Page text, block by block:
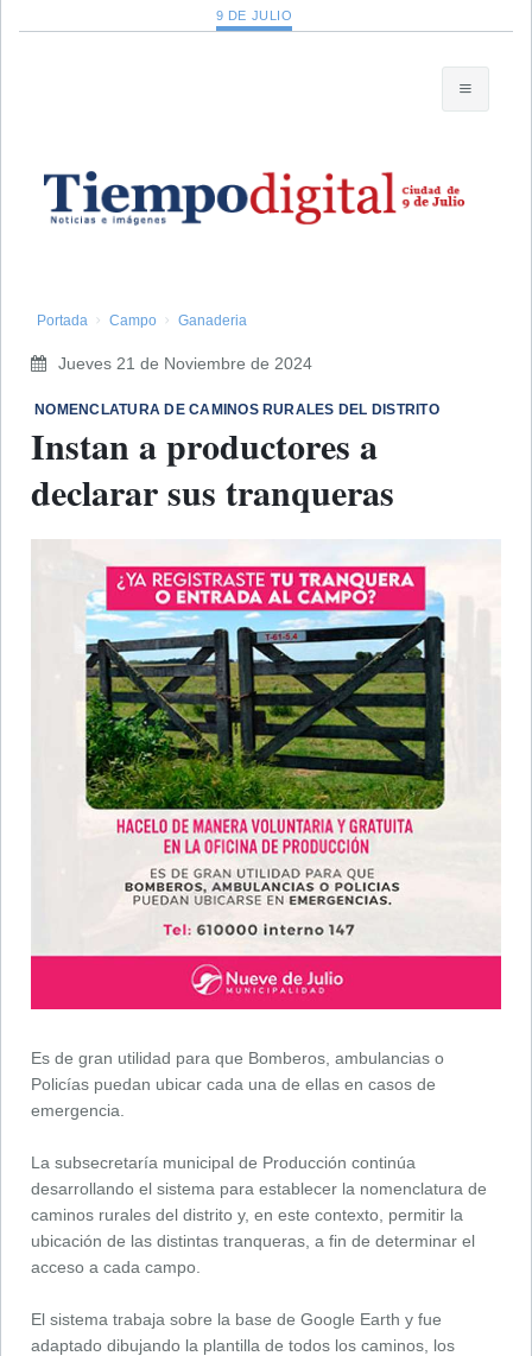
9 DE JULIO
Portada Campo Ganaderia
Jueves 21 de Noviembre de 2024
​ NOMENCLATURA DE CAMINOS RURALES DEL DISTRITO
Instan a productores a
declarar sus tranqueras
Es de gran utilidad para que Bomberos, ambulancias o
Policías puedan ubicar cada una de ellas en casos de
emergencia.
La subsecretaría municipal de Producción continúa
desarrollando el sistema para establecer la nomenclatura de
caminos rurales del distrito y, en este contexto, permitir la
ubicación de las distintas tranqueras, a fin de determinar el
acceso a cada campo.
El sistema trabaja sobre la base de Google Earth y fue
adaptado dibujando la plantilla de todos los caminos, los